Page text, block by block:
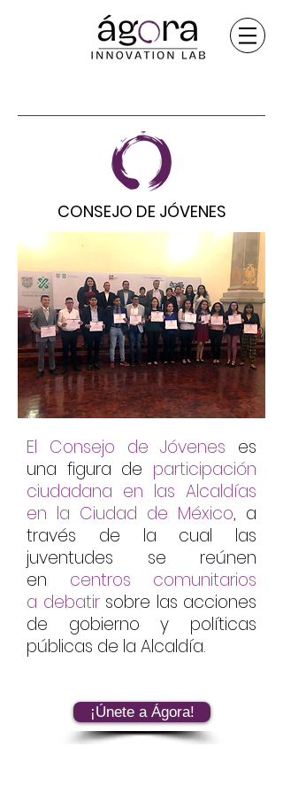
CONSEJO DE JÓVENES
El Consejo de Jóvenes es
una figura de participación
ciudadana en las Alcaldías
en la Ciudad de México, a
través de la cual las
juventudes se reúnen
en centros comunitarios
a debatirsobre las acciones
de gobierno y políticas
públicas de la Alcaldía.
¡Únete a Ágora!